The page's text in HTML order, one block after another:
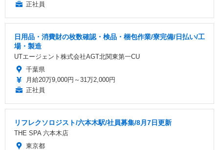
正社員
日用品・消費財の枚数確認・検品・梱包作業/寮完備/日払い/工
場・製造
UTエージェント株式会社AGT北関東第一CU
千葉県
月給20万9,000円～31万2,000円
正社員
リフレクソロジスト/六本木駅/社員募集/8月7日更新
THE SPA 六本木店
東京都